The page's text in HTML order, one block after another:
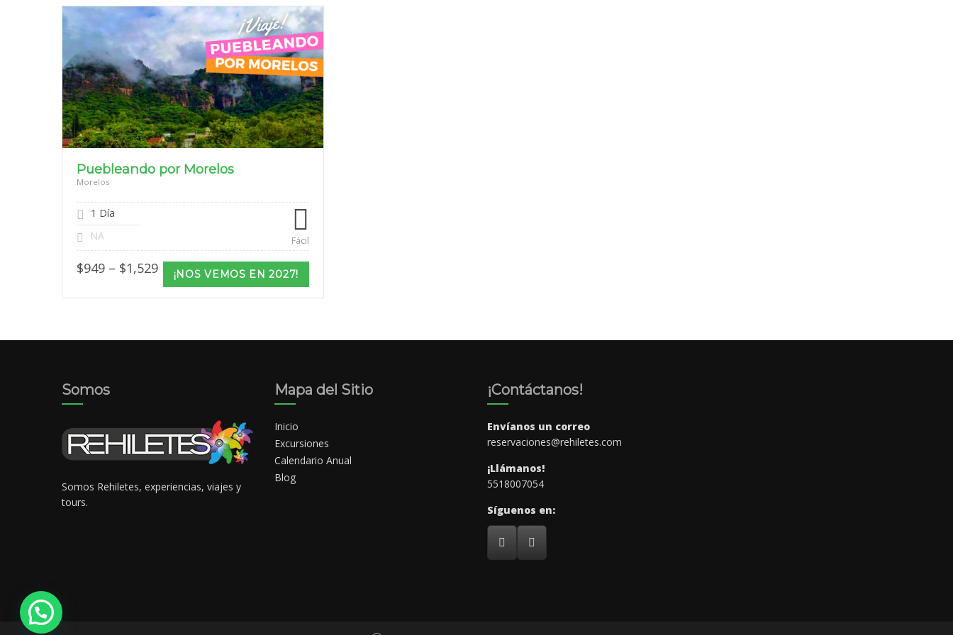
Puebleando por Morelos
Morelos
1 Día
NA
Fácil
$949 – $1,529Price
range:
$949
¡NOS VEMOS EN 2027!
Somos
Somos Rehiletes, experiencias, viajes y
tours.
Mapa del Sitio
Inicio
Excursiones
Calendario Anual
Blog
¡Contáctanos!
Envíanos un correo
reservaciones@rehiletes.com
¡Llámanos!
5518007054
Síguenos en: